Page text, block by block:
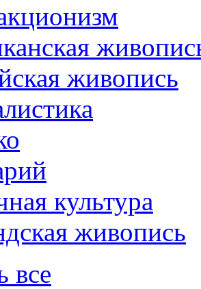
живопись
культура
живопись
все